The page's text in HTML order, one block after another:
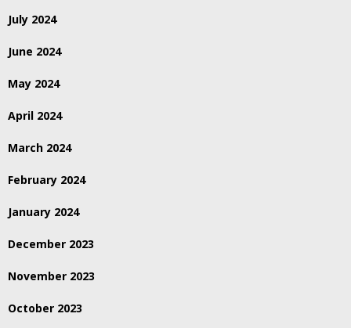
July 2024
June 2024
May 2024
April 2024
March 2024
February 2024
January 2024
December 2023
November 2023
October 2023